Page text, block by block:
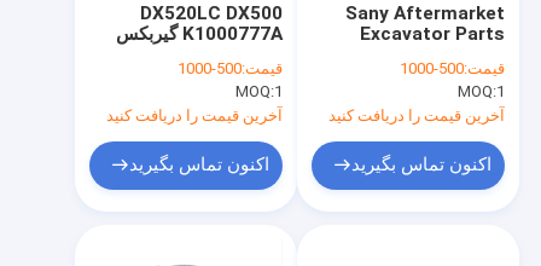
DX520LC DX500
K1000777A گیربکس
Excavator Final Drive
Motor 170303-00105
170303-00040
170301-00001
قیمت:500-1000
MOQ:1
آخرین قیمت را دریافت کنید
اکنون تماس بگیرید
Sany Aftermarket
Excavator Parts
Swing Reduction
GearBox Sy135
Sy135c Sy135F OEM
قیمت:500-1000
MOQ:1
آخرین قیمت را دریافت کنید
اکنون تماس بگیرید